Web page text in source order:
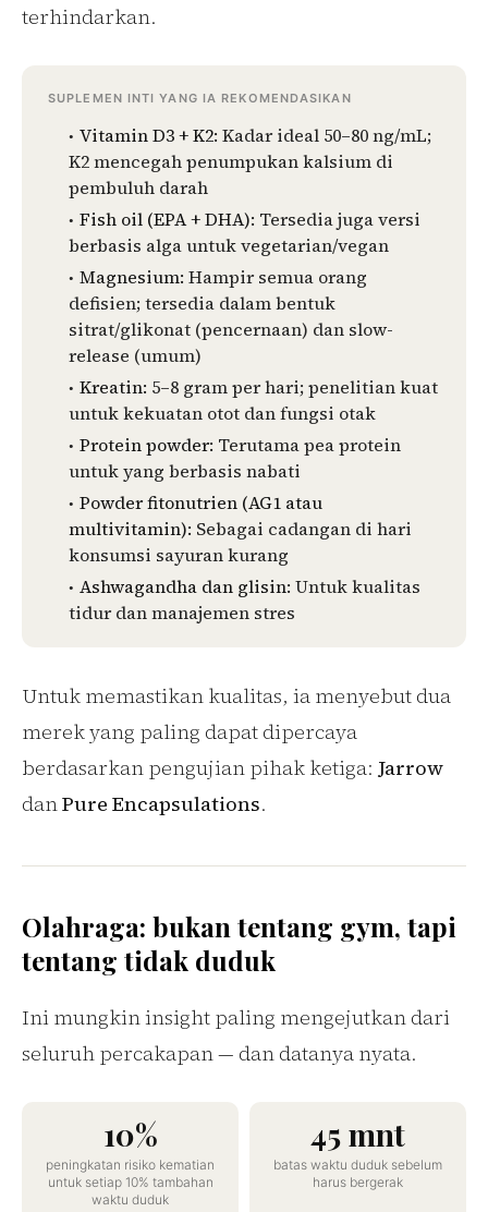
terhindarkan.
SUPLEMEN INTI YANG IA REKOMENDASIKAN
Vitamin D3 + K2: Kadar ideal 50–80 ng/mL;
K2 mencegah penumpukan kalsium di
pembuluh darah
Fish oil (EPA + DHA): Tersedia juga versi
berbasis alga untuk vegetarian/vegan
Magnesium: Hampir semua orang
defisien; tersedia dalam bentuk
sitrat/glikonat (pencernaan) dan slow-
release (umum)
Kreatin: 5–8 gram per hari; penelitian kuat
untuk kekuatan otot dan fungsi otak
Protein powder: Terutama pea protein
untuk yang berbasis nabati
Powder fitonutrien (AG1 atau
multivitamin): Sebagai cadangan di hari
konsumsi sayuran kurang
Ashwagandha dan glisin: Untuk kualitas
tidur dan manajemen stres
Untuk memastikan kualitas, ia menyebut dua
merek yang paling dapat dipercaya
berdasarkan pengujian pihak ketiga: Jarrow
danPure Encapsulations.
Olahraga: bukan tentang gym, tapi
tentang tidak duduk
Ini mungkin insight paling mengejutkan dari
seluruh percakapan — dan datanya nyata.
10%
peningkatan risiko kematian
untuk setiap 10% tambahan
waktu duduk
45 mnt
batas waktu duduk sebelum
harus bergerak